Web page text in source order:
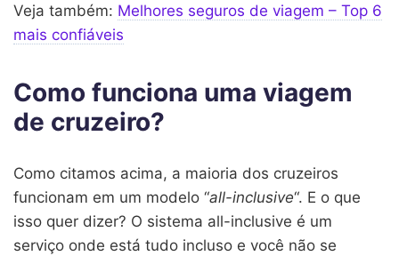
Veja também: Melhores seguros de viagem – Top 6
mais confiáveis
Como funciona uma viagem
de cruzeiro?
Como citamos acima, a maioria dos cruzeiros
funcionam em um modelo “all-inclusive“. E o que
isso quer dizer? O sistema all-inclusive é um
serviço onde está tudo incluso e você não se